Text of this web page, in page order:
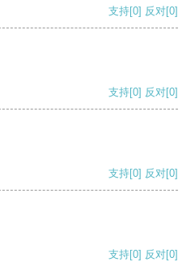
支持[0] 反对[0]
支持[0] 反对[0]
支持[0] 反对[0]
支持[0] 反对[0]